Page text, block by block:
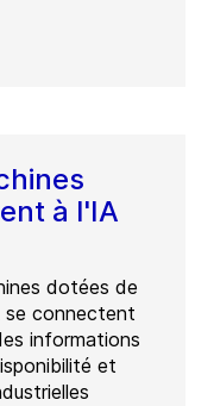
à l'IA
dotées de
se connectent
informations
et